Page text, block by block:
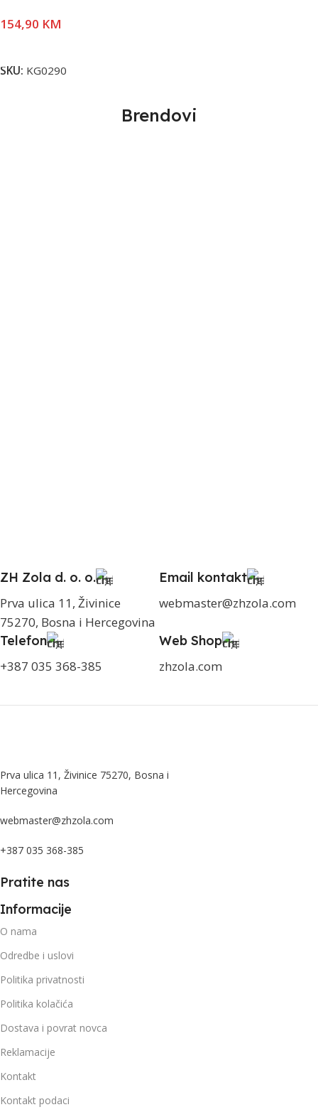
154,90 KM
SKU: KG0290
Brendovi
ZH Zola d. o. o.
Prva ulica 11, Živinice
75270, Bosna i Hercegovina
Email kontakt
webmaster@zhzola.com
Telefon
+387 035 368-385
Web Shop
zhzola.com
Prva ulica 11, Živinice 75270, Bosna i
Hercegovina
webmaster@zhzola.com
+387 035 368-385
Pratite nas
Informacije
O nama
Odredbe i uslovi
Politika privatnosti
Politika kolačića
Dostava i povrat novca
Reklamacije
Kontakt
Kontakt podaci